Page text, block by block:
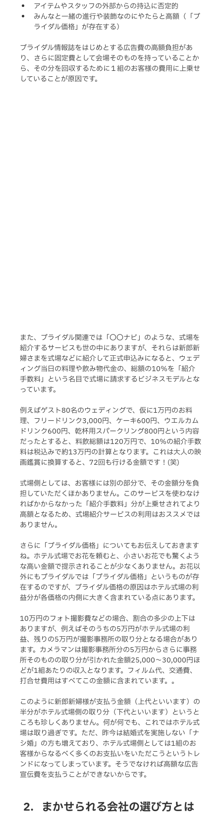
アイテムやスタッフの外部からの持込に否定的
みんなと一緒の進行や装飾なのにやたらと高額（「ブ
ライダル価格」が存在する）
ブライダル情報誌をはじめとする広告費の高額負担があ
り、さらに固定費として会場そのものを持っていることか
ら、その分を回収するために１組のお客様の費用に上乗せ
していることが原因です。
また、ブライダル関連では「〇〇ナビ」のような、式場を
紹介するサービスも世の中にありますが、それらは新郎新
婦さまを式場などに紹介して正式申込みになると、ウェデ
ィング当日の料理や飲み物代金の、総額の10％を「紹介
手数料」という名目で式場に請求するビジネスモデルとな
っています。
例えばゲスト80名のウェディングで、仮に1万円のお料
理、フリードリンク3,000円、ケーキ600円、ウエルカム
ドリンク600円、乾杯用スパークリング800円という内容
だったとすると、料飲総額は120万円で、10％の紹介手数
料は税込みで約13万円の計算となります。これは大人の映
画鑑賞に換算すると、72回も行ける金額です！(笑)
式場側としては、お客様には別の部分で、その金額分を負
担していただくほかありません。このサービスを使わなけ
ればかからなかった「紹介手数料」分が上乗せされてより
高額となるため、式場紹介サービスの利用はおススメでは
ありません。
さらに「ブライダル価格」についてもお伝えしておきます
ね。ホテル式場でお花を頼むと、小さいお花でも驚くよう
な高い金額で提示されることが少なくありません。お花以
外にもブライダルでは「ブライダル価格」というものが存
在するのですが、ブライダル価格の原因はホテル式場の利
益分が各価格の内側に大きく含まれている点にあります。
10万円のフォト撮影費などの場合、割合の多少の上下は
ありますが、例えばそのうちの5万円がホテル式場の利
益、残りの5万円が撮影事務所の取り分となる場合があり
ます。カメラマンは撮影事務所分の5万円からさらに事務
所そのものの取り分が引かれた金額25,000～30,000円ほ
どが1組あたりの収入となります。フィルム代、交通費、
打合せ費用はすべてこの金額に含まれています。。
このように新郎新婦様が支払う金額（上代といいます）の
半分がホテル式場側の取り分（下代といいます）というと
ころも珍しくありません。何が何でも、これではホテル式
場は取り過ぎです。ただ、昨今は結婚式を実施しない「ナ
シ婚」の方も増えており、ホテル式場側としては1組のお
客様からなるべく多くのお支払いをいただこうというトレ
ンドになってしまっています。そうでなければ高額な広告
宣伝費を支払うことができないからです。
まかせられる会社の選び方とは